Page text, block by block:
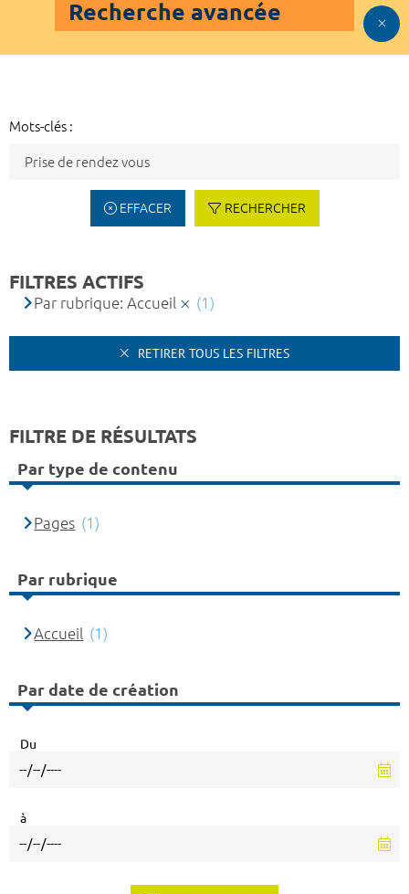
Recherche avancée
Mots-clés :
EFFACER RECHERCHER
FILTRES ACTIFS
Par rubrique: Accueil (1)
RETIRER TOUS LES FILTRES
FILTRE DE RÉSULTATS
Par type de contenu
Pages (1)
Par rubrique
Accueil (1)
Par date de création
Du
à